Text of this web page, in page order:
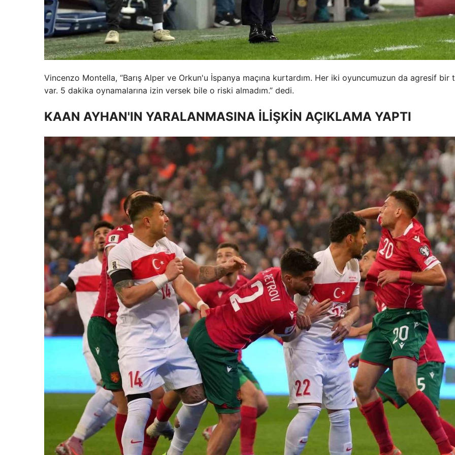
Vincenzo Montella, “Barış Alper ve Orkun'u İspanya maçına kurtardım. Her iki oyuncumuzun da agresif bir
var. 5 dakika oynamalarına izin versek bile o riski almadım.” dedi.
KAAN AYHAN'IN YARALANMASINA İLİŞKİN AÇIKLAMA YAPTI